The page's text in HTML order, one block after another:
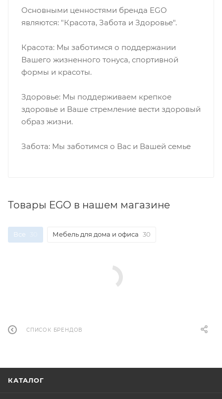
Основными ценностями бренда EGO
являются: "Красота, Забота и Здоровье".
Красота: Мы заботимся о поддержании
Вашего жизненного тонуса, спортивной
формы и красоты.
Здоровье: Мы поддерживаем крепкое
здоровье и Ваше стремление вести здоровый
образ жизни.
Забота: Мы заботимся о Вас и Вашей семье
Товары EGO в нашем магазине
Все Мебель для дома и офиса 30
СПИСОК БРЕНДОВ
КАТАЛОГ